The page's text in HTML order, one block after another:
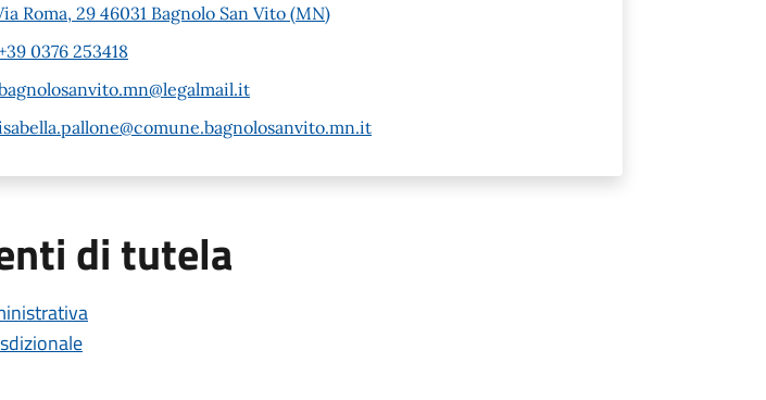
Roma, 29 46031 Bagnolo San Vito (MN)
0376 253418
di tutela